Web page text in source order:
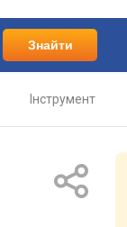
Знайти
Інструмент